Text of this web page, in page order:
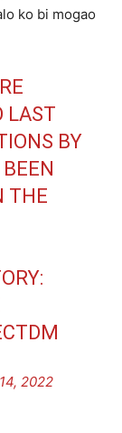
ko bi mogao
LAST
BY
THE
2022